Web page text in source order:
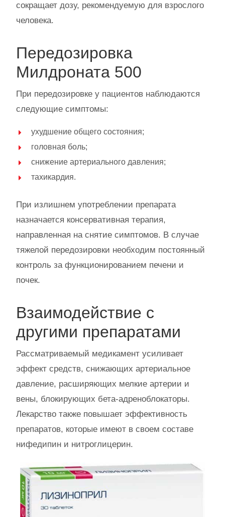
сокращает дозу, рекомендуемую для взрослого
человека.
Передозировка
Милдроната 500
При передозировке у пациентов наблюдаются
следующие симптомы:
ухудшение общего состояния;
головная боль;
снижение артериального давления;
тахикардия.
При излишнем употреблении препарата
назначается консервативная терапия,
направленная на снятие симптомов. В случае
тяжелой передозировки необходим постоянный
контроль за функционированием печени и
почек.
Взаимодействие с
другими препаратами
Рассматриваемый медикамент усиливает
эффект средств, снижающих артериальное
давление, расширяющих мелкие артерии и
вены, блокирующих бета-адреноблокаторы.
Лекарство также повышает эффективность
препаратов, которые имеют в своем составе
нифедипин и нитроглицерин.